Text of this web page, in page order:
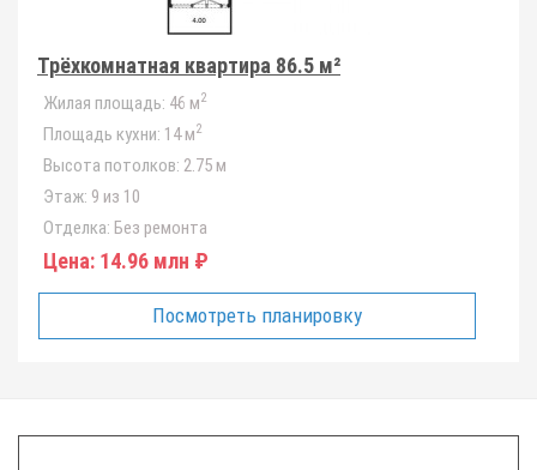
Трёхкомнатная квартира 86.5 м²
Жилая площадь: 46 м2
Площадь кухни: 14 м2
Высота потолков: 2.75 м
Этаж: 9 из 10
Отделка: Без ремонта
Цена: 14.96 млн ₽
Посмотреть планировку